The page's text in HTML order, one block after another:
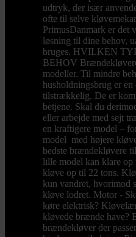
udtryk, der især
ofte til selve
PrimusDanmark er det
løsning til dine behov,
bruges. HVILKEN
BEHOV
modeller. Til mindre
husholdningsbrug er
tilstrækkelig. De er
betjene. Skal du
eller arbejde med sejt
en kraftigere model –
model med højere
bedste brændekløvere
lille model kan klare op
kløve op til 22 tons.
kun vandret, hvorimod
kløve lodret. Motor -
køre elektrisk?
kløvede brænde have?
brændekløver der